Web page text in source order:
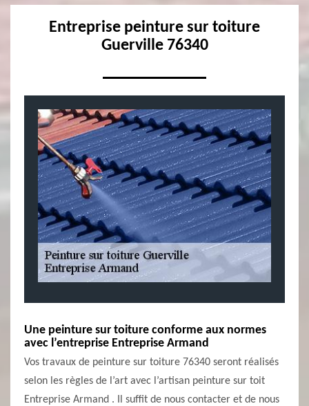
Entreprise peinture sur toiture
Guerville 76340
Une peinture sur toiture conforme aux normes
avec l’entreprise Entreprise Armand
Vos travaux de peinture sur toiture 76340 seront réalisés
selon les règles de l’art avec l’artisan peinture sur toit
Entreprise Armand . Il suffit de nous contacter et de nous